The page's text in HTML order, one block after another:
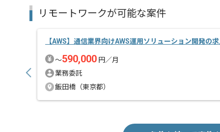
リモートワークが可能な案件
【AWS】通信業界向けAWS運用ソリューション開発の
〜590,000 円／月
業務委託
飯田橋（東京都）